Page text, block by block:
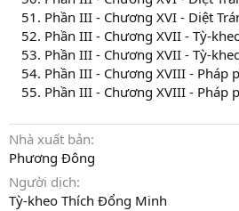
Phần III - Chương XVI - Diệt
Phần III - Chương XVII - Tỳ-
Phần III - Chương XVII - Tỳ-
Phần III - Chương XVIII - Pháp
Phần III - Chương XVIII - Pháp
Nhà xuất bản
Phương Đông
Người dịch
Tỳ-kheo Thích Đổng Minh